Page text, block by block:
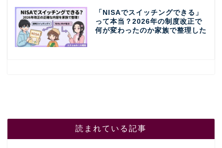
「NISAでスイッチングできる」
って本当？2026年の制度改正で
何が変わったのか家族で整理した
読まれている記事